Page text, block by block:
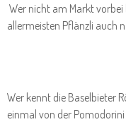
Wer nicht am Markt
allermeisten Pflänzli auch
Wer kennt die Baselbieter
einmal von der